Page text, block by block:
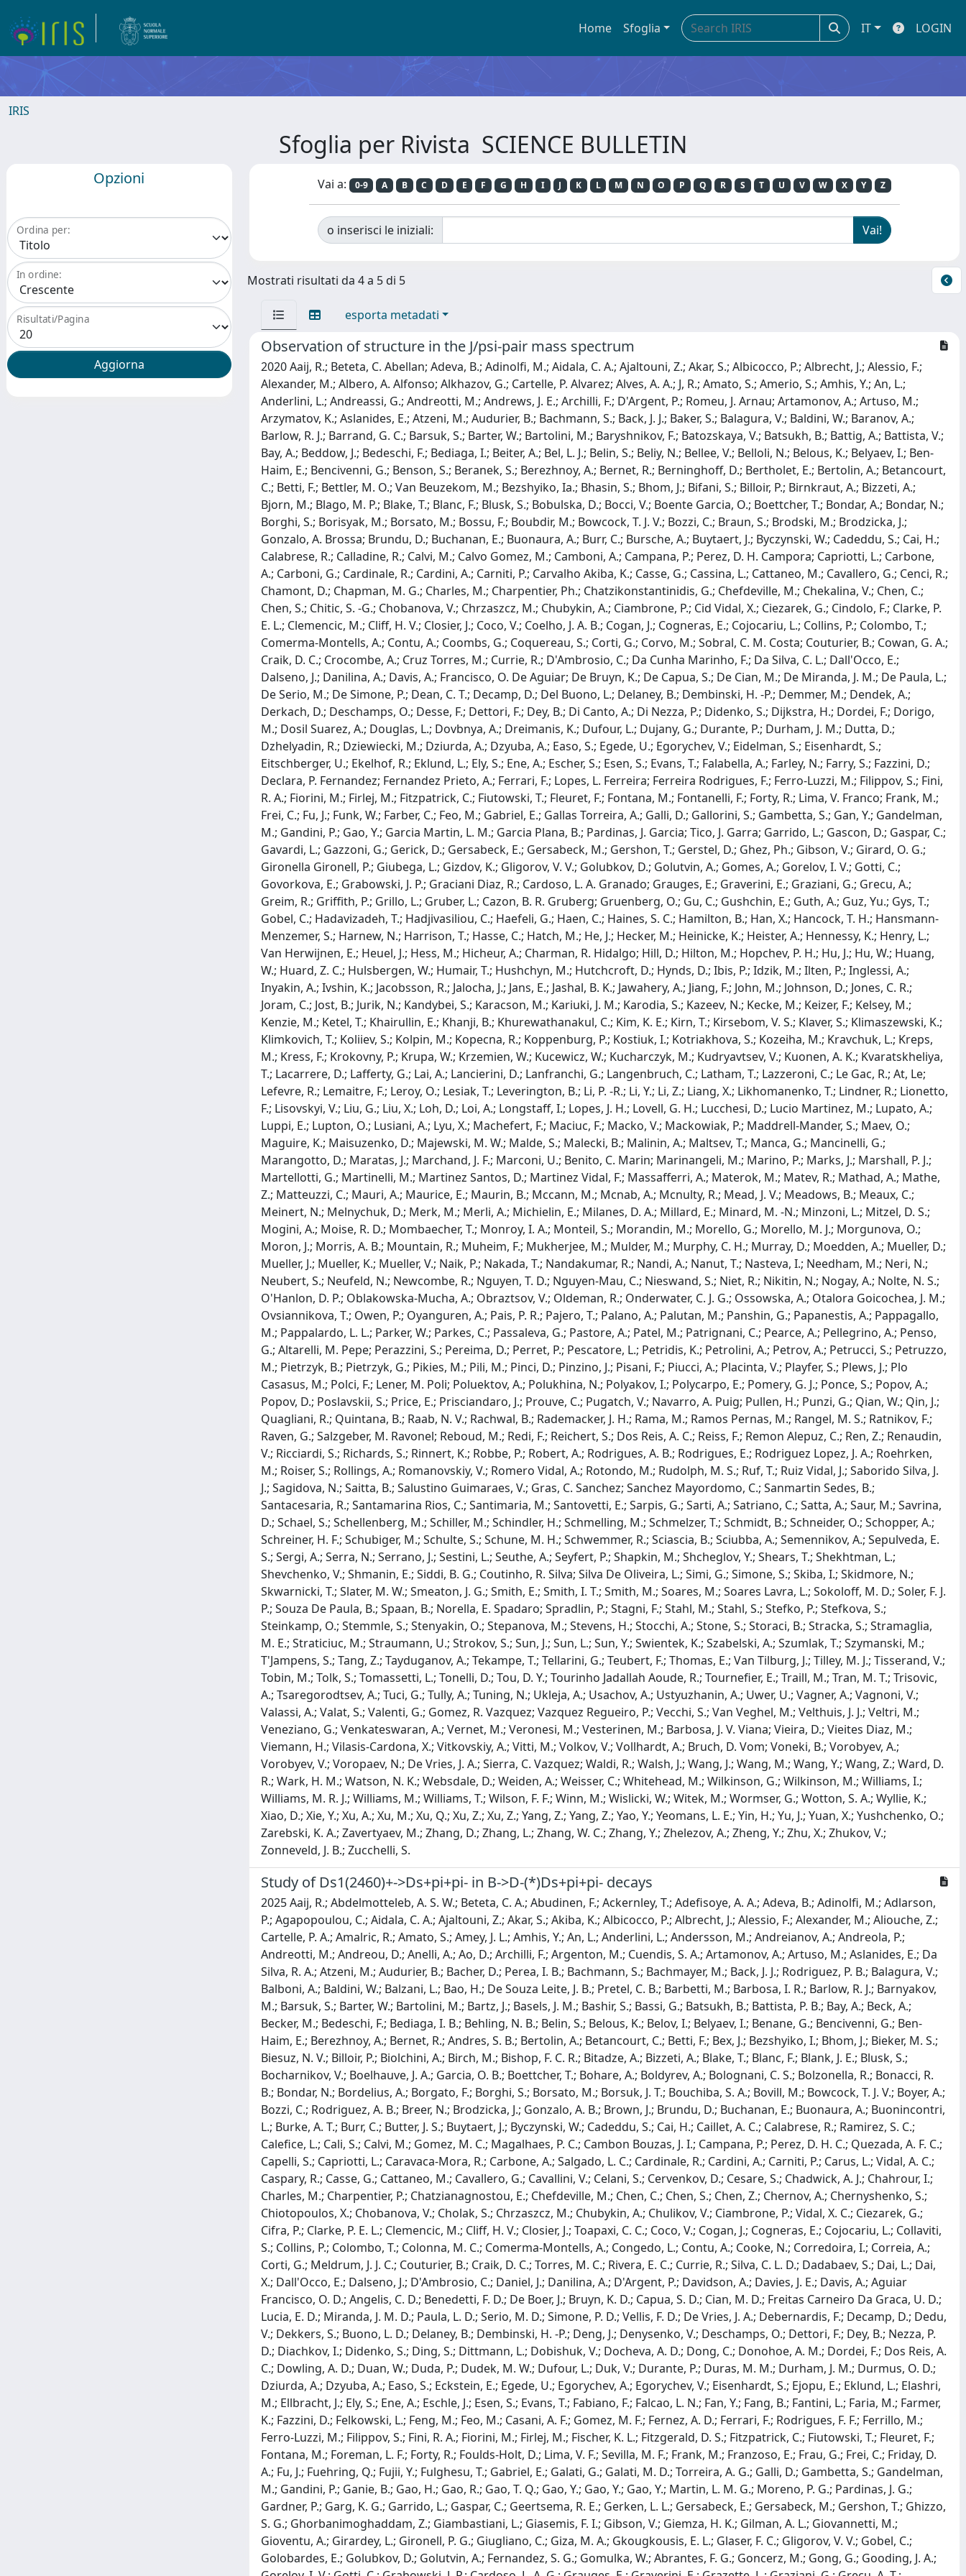
Home Sfoglia IT LOGIN
IRIS
Sfoglia per Rivista SCIENCE BULLETIN
Opzioni
Ordina per:
In ordine:
Risultati/Pagina
Vai a: 0-9 A B C D E F G H I J K L M N O P Q R S T U V W X Y Z
o inserisci le iniziali:
Mostrati risultati da 4 a 5 di 5
esporta metadati
Observation of structure in the J/psi-pair mass spectrum
2020 Aaij, R.; Beteta, C. Abellan; Adeva, B.; Adinolfi, M.; Aidala, C. A.; Ajaltouni, Z.; Akar, S.; Albicocco, P.; Albrecht, J.; Alessio, F.; Alexander, M.; Albero, A. Alfonso; Alkhazov, G.; Cartelle, P. Alvarez; Alves, A. A.; J, R.; Amato, S.; Amerio, S.; Amhis, Y.; An, L.; Anderlini, L.; Andreassi, G.; Andreotti, M.; Andrews, J. E.; Archilli, F.; D'Argent, P.; Romeu, J. Arnau; Artamonov, A.; Artuso, M.; Arzymatov, K.; Aslanides, E.; Atzeni, M.; Audurier, B.; Bachmann, S.; Back, J. J.; Baker, S.; Balagura, V.; Baldini, W.; Baranov, A.; Barlow, R. J.; Barrand, G. C.; Barsuk, S.; Barter, W.; Bartolini, M.; Baryshnikov, F.; Batozskaya, V.; Batsukh, B.; Battig, A.; Battista, V.; Bay, A.; Beddow, J.; Bedeschi, F.; Bediaga, I.; Beiter, A.; Bel, L. J.; Belin, S.; Beliy, N.; Bellee, V.; Belloli, N.; Belous, K.; Belyaev, I.; Ben-Haim, E.; Bencivenni, G.; Benson, S.; Beranek, S.; Berezhnoy, A.; Bernet, R.; Berninghoff, D.; Bertholet, E.; Bertolin, A.; Betancourt, C.; Betti, F.; Bettler, M. O.; Van Beuzekom, M.; Bezshyiko, Ia.; Bhasin, S.; Bhom, J.; Bifani, S.; Billoir, P.; Birnkraut, A.; Bizzeti, A.; Bjorn, M.; Blago, M. P.; Blake, T.; Blanc, F.; Blusk, S.; Bobulska, D.; Bocci, V.; Boente Garcia, O.; Boettcher, T.; Bondar, A.; Bondar, N.; Borghi, S.; Borisyak, M.; Borsato, M.; Bossu, F.; Boubdir, M.; Bowcock, T. J. V.; Bozzi, C.; Braun, S.; Brodski, M.; Brodzicka, J.; Gonzalo, A. Brossa; Brundu, D.; Buchanan, E.; Buonaura, A.; Burr, C.; Bursche, A.; Buytaert, J.; Byczynski, W.; Cadeddu, S.; Cai, H.; Calabrese, R.; Calladine, R.; Calvi, M.; Calvo Gomez, M.; Camboni, A.; Campana, P.; Perez, D. H. Campora; Capriotti, L.; Carbone, A.; Carboni, G.; Cardinale, R.; Cardini, A.; Carniti, P.; Carvalho Akiba, K.; Casse, G.; Cassina, L.; Cattaneo, M.; Cavallero, G.; Cenci, R.; Chamont, D.; Chapman, M. G.; Charles, M.; Charpentier, Ph.; Chatzikonstantinidis, G.; Chefdeville, M.; Chekalina, V.; Chen, C.; Chen, S.; Chitic, S. -G.; Chobanova, V.; Chrzaszcz, M.; Chubykin, A.; Ciambrone, P.; Cid Vidal, X.; Ciezarek, G.; Cindolo, F.; Clarke, P. E. L.; Clemencic, M.; Cliff, H. V.; Closier, J.; Coco, V.; Coelho, J. A. B.; Cogan, J.; Cogneras, E.; Cojocariu, L.; Collins, P.; Colombo, T.; Comerma-Montells, A.; Contu, A.; Coombs, G.; Coquereau, S.; Corti, G.; Corvo, M.; Sobral, C. M. Costa; Couturier, B.; Cowan, G. A.; Craik, D. C.; Crocombe, A.; Cruz Torres, M.; Currie, R.; D'Ambrosio, C.; Da Cunha Marinho, F.; Da Silva, C. L.; Dall'Occo, E.; Dalseno, J.; Danilina, A.; Davis, A.; Francisco, O. De Aguiar; De Bruyn, K.; De Capua, S.; De Cian, M.; De Miranda, J. M.; De Paula, L.; De Serio, M.; De Simone, P.; Dean, C. T.; Decamp, D.; Del Buono, L.; Delaney, B.; Dembinski, H. -P.; Demmer, M.; Dendek, A.; Derkach, D.; Deschamps, O.; Desse, F.; Dettori, F.; Dey, B.; Di Canto, A.; Di Nezza, P.; Didenko, S.; Dijkstra, H.; Dordei, F.; Dorigo, M.; Dosil Suarez, A.; Douglas, L.; Dovbnya, A.; Dreimanis, K.; Dufour, L.; Dujany, G.; Durante, P.; Durham, J. M.; Dutta, D.; Dzhelyadin, R.; Dziewiecki, M.; Dziurda, A.; Dzyuba, A.; Easo, S.; Egede, U.; Egorychev, V.; Eidelman, S.; Eisenhardt, S.; Eitschberger, U.; Ekelhof, R.; Eklund, L.; Ely, S.; Ene, A.; Escher, S.; Esen, S.; Evans, T.; Falabella, A.; Farley, N.; Farry, S.; Fazzini, D.; Declara, P. Fernandez; Fernandez Prieto, A.; Ferrari, F.; Lopes, L. Ferreira; Ferreira Rodrigues, F.; Ferro-Luzzi, M.; Filippov, S.; Fini, R. A.; Fiorini, M.; Firlej, M.; Fitzpatrick, C.; Fiutowski, T.; Fleuret, F.; Fontana, M.; Fontanelli, F.; Forty, R.; Lima, V. Franco; Frank, M.; Frei, C.; Fu, J.; Funk, W.; Farber, C.; Feo, M.; Gabriel, E.; Gallas Torreira, A.; Galli, D.; Gallorini, S.; Gambetta, S.; Gan, Y.; Gandelman, M.; Gandini, P.; Gao, Y.; Garcia Martin, L. M.; Garcia Plana, B.; Pardinas, J. Garcia; Tico, J. Garra; Garrido, L.; Gascon, D.; Gaspar, C.; Gavardi, L.; Gazzoni, G.; Gerick, D.; Gersabeck, E.; Gersabeck, M.; Gershon, T.; Gerstel, D.; Ghez, Ph.; Gibson, V.; Girard, O. G.; Gironella Gironell, P.; Giubega, L.; Gizdov, K.; Gligorov, V. V.; Golubkov, D.; Golutvin, A.; Gomes, A.; Gorelov, I. V.; Gotti, C.; Govorkova, E.; Grabowski, J. P.; Graciani Diaz, R.; Cardoso, L. A. Granado; Grauges, E.; Graverini, E.; Graziani, G.; Grecu, A.; Greim, R.; Griffith, P.; Grillo, L.; Gruber, L.; Cazon, B. R. Gruberg; Gruenberg, O.; Gu, C.; Gushchin, E.; Guth, A.; Guz, Yu.; Gys, T.; Gobel, C.; Hadavizadeh, T.; Hadjivasiliou, C.; Haefeli, G.; Haen, C.; Haines, S. C.; Hamilton, B.; Han, X.; Hancock, T. H.; Hansmann-Menzemer, S.; Harnew, N.; Harrison, T.; Hasse, C.; Hatch, M.; He, J.; Hecker, M.; Heinicke, K.; Heister, A.; Hennessy, K.; Henry, L.; Van Herwijnen, E.; Heuel, J.; Hess, M.; Hicheur, A.; Charman, R. Hidalgo; Hill, D.; Hilton, M.; Hopchev, P. H.; Hu, J.; Hu, W.; Huang, W.; Huard, Z. C.; Hulsbergen, W.; Humair, T.; Hushchyn, M.; Hutchcroft, D.; Hynds, D.; Ibis, P.; Idzik, M.; Ilten, P.; Inglessi, A.; Inyakin, A.; Ivshin, K.; Jacobsson, R.; Jalocha, J.; Jans, E.; Jashal, B. K.; Jawahery, A.; Jiang, F.; John, M.; Johnson, D.; Jones, C. R.; Joram, C.; Jost, B.; Jurik, N.; Kandybei, S.; Karacson, M.; Kariuki, J. M.; Karodia, S.; Kazeev, N.; Kecke, M.; Keizer, F.; Kelsey, M.; Kenzie, M.; Ketel, T.; Khairullin, E.; Khanji, B.; Khurewathanakul, C.; Kim, K. E.; Kirn, T.; Kirsebom, V. S.; Klaver, S.; Klimaszewski, K.; Klimkovich, T.; Koliiev, S.; Kolpin, M.; Kopecna, R.; Koppenburg, P.; Kostiuk, I.; Kotriakhova, S.; Kozeiha, M.; Kravchuk, L.; Kreps, M.; Kress, F.; Krokovny, P.; Krupa, W.; Krzemien, W.; Kucewicz, W.; Kucharczyk, M.; Kudryavtsev, V.; Kuonen, A. K.; Kvaratskheliya, T.; Lacarrere, D.; Lafferty, G.; Lai, A.; Lancierini, D.; Lanfranchi, G.; Langenbruch, C.; Latham, T.; Lazzeroni, C.; Le Gac, R.; At, Le; Lefevre, R.; Lemaitre, F.; Leroy, O.; Lesiak, T.; Leverington, B.; Li, P. -R.; Li, Y.; Li, Z.; Liang, X.; Likhomanenko, T.; Lindner, R.; Lionetto, F.; Lisovskyi, V.; Liu, G.; Liu, X.; Loh, D.; Loi, A.; Longstaff, I.; Lopes, J. H.; Lovell, G. H.; Lucchesi, D.; Lucio Martinez, M.; Lupato, A.; Luppi, E.; Lupton, O.; Lusiani, A.; Lyu, X.; Machefert, F.; Maciuc, F.; Macko, V.; Mackowiak, P.; Maddrell-Mander, S.; Maev, O.; Maguire, K.; Maisuzenko, D.; Majewski, M. W.; Malde, S.; Malecki, B.; Malinin, A.; Maltsev, T.; Manca, G.; Mancinelli, G.; Marangotto, D.; Maratas, J.; Marchand, J. F.; Marconi, U.; Benito, C. Marin; Marinangeli, M.; Marino, P.; Marks, J.; Marshall, P. J.; Martellotti, G.; Martinelli, M.; Martinez Santos, D.; Martinez Vidal, F.; Massafferri, A.; Materok, M.; Matev, R.; Mathad, A.; Mathe, Z.; Matteuzzi, C.; Mauri, A.; Maurice, E.; Maurin, B.; Mccann, M.; Mcnab, A.; Mcnulty, R.; Mead, J. V.; Meadows, B.; Meaux, C.; Meinert, N.; Melnychuk, D.; Merk, M.; Merli, A.; Michielin, E.; Milanes, D. A.; Millard, E.; Minard, M. -N.; Minzoni, L.; Mitzel, D. S.; Mogini, A.; Moise, R. D.; Mombaecher, T.; Monroy, I. A.; Monteil, S.; Morandin, M.; Morello, G.; Morello, M. J.; Morgunova, O.; Moron, J.; Morris, A. B.; Mountain, R.; Muheim, F.; Mukherjee, M.; Mulder, M.; Murphy, C. H.; Murray, D.; Moedden, A.; Mueller, D.; Mueller, J.; Mueller, K.; Mueller, V.; Naik, P.; Nakada, T.; Nandakumar, R.; Nandi, A.; Nanut, T.; Nasteva, I.; Needham, M.; Neri, N.; Neubert, S.; Neufeld, N.; Newcombe, R.; Nguyen, T. D.; Nguyen-Mau, C.; Nieswand, S.; Niet, R.; Nikitin, N.; Nogay, A.; Nolte, N. S.; O'Hanlon, D. P.; Oblakowska-Mucha, A.; Obraztsov, V.; Oldeman, R.; Onderwater, C. J. G.; Ossowska, A.; Otalora Goicochea, J. M.; Ovsiannikova, T.; Owen, P.; Oyanguren, A.; Pais, P. R.; Pajero, T.; Palano, A.; Palutan, M.; Panshin, G.; Papanestis, A.; Pappagallo, M.; Pappalardo, L. L.; Parker, W.; Parkes, C.; Passaleva, G.; Pastore, A.; Patel, M.; Patrignani, C.; Pearce, A.; Pellegrino, A.; Penso, G.; Altarelli, M. Pepe; Perazzini, S.; Pereima, D.; Perret, P.; Pescatore, L.; Petridis, K.; Petrolini, A.; Petrov, A.; Petrucci, S.; Petruzzo, M.; Pietrzyk, B.; Pietrzyk, G.; Pikies, M.; Pili, M.; Pinci, D.; Pinzino, J.; Pisani, F.; Piucci, A.; Placinta, V.; Playfer, S.; Plews, J.; Plo Casasus, M.; Polci, F.; Lener, M. Poli; Poluektov, A.; Polukhina, N.; Polyakov, I.; Polycarpo, E.; Pomery, G. J.; Ponce, S.; Popov, A.; Popov, D.; Poslavskii, S.; Price, E.; Prisciandaro, J.; Prouve, C.; Pugatch, V.; Navarro, A. Puig; Pullen, H.; Punzi, G.; Qian, W.; Qin, J.; Quagliani, R.; Quintana, B.; Raab, N. V.; Rachwal, B.; Rademacker, J. H.; Rama, M.; Ramos Pernas, M.; Rangel, M. S.; Ratnikov, F.; Raven, G.; Salzgeber, M. Ravonel; Reboud, M.; Redi, F.; Reichert, S.; Dos Reis, A. C.; Reiss, F.; Remon Alepuz, C.; Ren, Z.; Renaudin, V.; Ricciardi, S.; Richards, S.; Rinnert, K.; Robbe, P.; Robert, A.; Rodrigues, A. B.; Rodrigues, E.; Rodriguez Lopez, J. A.; Roehrken, M.; Roiser, S.; Rollings, A.; Romanovskiy, V.; Romero Vidal, A.; Rotondo, M.; Rudolph, M. S.; Ruf, T.; Ruiz Vidal, J.; Saborido Silva, J. J.; Sagidova, N.; Saitta, B.; Salustino Guimaraes, V.; Gras, C. Sanchez; Sanchez Mayordomo, C.; Sanmartin Sedes, B.; Santacesaria, R.; Santamarina Rios, C.; Santimaria, M.; Santovetti, E.; Sarpis, G.; Sarti, A.; Satriano, C.; Satta, A.; Saur, M.; Savrina, D.; Schael, S.; Schellenberg, M.; Schiller, M.; Schindler, H.; Schmelling, M.; Schmelzer, T.; Schmidt, B.; Schneider, O.; Schopper, A.; Schreiner, H. F.; Schubiger, M.; Schulte, S.; Schune, M. H.; Schwemmer, R.; Sciascia, B.; Sciubba, A.; Semennikov, A.; Sepulveda, E. S.; Sergi, A.; Serra, N.; Serrano, J.; Sestini, L.; Seuthe, A.; Seyfert, P.; Shapkin, M.; Shcheglov, Y.; Shears, T.; Shekhtman, L.; Shevchenko, V.; Shmanin, E.; Siddi, B. G.; Coutinho, R. Silva; Silva De Oliveira, L.; Simi, G.; Simone, S.; Skiba, I.; Skidmore, N.; Skwarnicki, T.; Slater, M. W.; Smeaton, J. G.; Smith, E.; Smith, I. T.; Smith, M.; Soares, M.; Soares Lavra, L.; Sokoloff, M. D.; Soler, F. J. P.; Souza De Paula, B.; Spaan, B.; Norella, E. Spadaro; Spradlin, P.; Stagni, F.; Stahl, M.; Stahl, S.; Stefko, P.; Stefkova, S.; Steinkamp, O.; Stemmle, S.; Stenyakin, O.; Stepanova, M.; Stevens, H.; Stocchi, A.; Stone, S.; Storaci, B.; Stracka, S.; Stram
Study of Ds1(2460)+->Ds+pi+pi- in B->D-(*)Ds+pi+pi- decays
2025 Aaij, R.; Abdelmotteleb, A. S. W.; Beteta, C. A.; Abudinen, F.; Ackernley, T.; Adefisoye, A. A.; Adeva, B.; Adinolfi, M.; Adlarson, P.; Agapopoulou, C.; Aidala, C. A.; Ajaltouni, Z.; Akar, S.; Akiba, K.; Albicocco, P.; Albrecht, J.; Alessio, F.; Alexander, M.; Aliouche, Z.; Cartelle, P. A.; Amalric, R.; Amato, S.; Amey, J. L.; Amhis, Y.; An, L.; Anderlini, L.; Andersson, M.; Andreianov, A.; Andreola, P.; Andreotti, M.; Andreou, D.; Anelli, A.; Ao, D.; Archilli, F.; Argenton, M.; Cuendis, S. A.; Artamonov, A.; Artuso, M.; Aslanides, E.; Da Silva, R. A.; Atzeni, M.; Audurier, B.; Bacher, D.; Perea, I. B.; Bachmann, S.; Bachmayer, M.; Back, J. J.; Rodriguez, P. B.; Balagura, V.; Balboni, A.; Baldini, W.; Balzani, L.; Bao, H.; De Souza Leite, J. B.; Pretel, C. B.; Barbetti, M.; Barbosa, I. R.; Barlow, R. J.; Barnyakov, M.; Barsuk, S.; Barter, W.; Bartolini, M.; Bartz, J.; Basels, J. M.; Bashir, S.; Bassi, G.; Batsukh, B.; Battista, P. B.; Bay, A.; Beck, A.; Becker, M.; Bedeschi, F.; Bediaga, I. B.; Behling, N. B.; Belin, S.; Belous, K.; Belov, I.; Belyaev, I.; Benane, G.; Bencivenni, G.; Ben-Haim, E.; Berezhnoy, A.; Bernet, R.; Andres, S. B.; Bertolin, A.; Betancourt, C.; Betti, F.; Bex, J.; Bezshyiko, I.; Bhom, J.; Bieker, M. S.; Biesuz, N. V.; Billoir, P.; Biolchini, A.; Birch, M.; Bishop, F. C. R.; Bitadze, A.; Bizzeti, A.; Blake, T.; Blanc, F.; Blank, J. E.; Blusk, S.; Bocharnikov, V.; Boelhauve, J. A.; Garcia, O. B.; Boettcher, T.; Bohare, A.; Boldyrev, A.; Bolognani, C. S.; Bolzonella, R.; Bonacci, R. B.; Bondar, N.; Bordelius, A.; Borgato, F.; Borghi, S.; Borsato, M.; Borsuk, J. T.; Bouchiba, S. A.; Bovill, M.; Bowcock, T. J. V.; Boyer, A.; Bozzi, C.; Rodriguez, A. B.; Breer, N.; Brodzicka, J.; Gonzalo, A. B.; Brown, J.; Brundu, D.; Buchanan, E.; Buonaura, A.; Buonincontri, L.; Burke, A. T.; Burr, C.; Butter, J. S.; Buytaert, J.; Byczynski, W.; Cadeddu, S.; Cai, H.; Caillet, A. C.; Calabrese, R.; Ramirez, S. C.; Calefice, L.; Cali, S.; Calvi, M.; Gomez, M. C.; Magalhaes, P. C.; Cambon Bouzas, J. I.; Campana, P.; Perez, D. H. C.; Quezada, A. F. C.; Capelli, S.; Capriotti, L.; Caravaca-Mora, R.; Carbone, A.; Salgado, L. C.; Cardinale, R.; Cardini, A.; Carniti, P.; Carus, L.; Vidal, A. C.; Caspary, R.; Casse, G.; Cattaneo, M.; Cavallero, G.; Cavallini, V.; Celani, S.; Cervenkov, D.; Cesare, S.; Chadwick, A. J.; Chahrour, I.; Charles, M.; Charpentier, P.; Chatzianagnostou, E.; Chefdeville, M.; Chen, C.; Chen, S.; Chen, Z.; Chernov, A.; Chernyshenko, S.; Chiotopoulos, X.; Chobanova, V.; Cholak, S.; Chrzaszcz, M.; Chubykin, A.; Chulikov, V.; Ciambrone, P.; Vidal, X. C.; Ciezarek, G.; Cifra, P.; Clarke, P. E. L.; Clemencic, M.; Cliff, H. V.; Closier, J.; Toapaxi, C. C.; Coco, V.; Cogan, J.; Cogneras, E.; Cojocariu, L.; Collaviti, S.; Collins, P.; Colombo, T.; Colonna, M. C.; Comerma-Montells, A.; Congedo, L.; Contu, A.; Cooke, N.; Corredoira, I.; Correia, A.; Corti, G.; Meldrum, J. J. C.; Couturier, B.; Craik, D. C.; Torres, M. C.; Rivera, E. C.; Currie, R.; Silva, C. L. D.; Dadabaev, S.; Dai, L.; Dai, X.; Dall'Occo, E.; Dalseno, J.; D'Ambrosio, C.; Daniel, J.; Danilina, A.; D'Argent, P.; Davidson, A.; Davies, J. E.; Davis, A.; Aguiar Francisco, O. D.; Angelis, C. D.; Benedetti, F. D.; De Boer, J.; Bruyn, K. D.; Capua, S. D.; Cian, M. D.; Freitas Carneiro Da Graca, U. D.; Lucia, E. D.; Miranda, J. M. D.; Paula, L. D.; Serio, M. D.; Simone, P. D.; Vellis, F. D.; De Vries, J. A.; Debernardis, F.; Decamp, D.; Dedu, V.; Dekkers, S.; Buono, L. D.; Delaney, B.; Dembinski, H. -P.; Deng, J.; Denysenko, V.; Deschamps, O.; Dettori, F.; Dey, B.; Nezza, P. D.; Diachkov, I.; Didenko, S.; Ding, S.; Dittmann, L.; Dobishuk, V.; Docheva, A. D.; Dong, C.; Donohoe, A. M.; Dordei, F.; Dos Reis, A. C.; Dowling, A. D.; Duan, W.; Duda, P.; Dudek, M. W.; Dufour, L.; Duk, V.; Durante, P.; Duras, M. M.; Durham, J. M.; Durmus, O. D.; Dziurda, A.; Dzyuba, A.; Easo, S.; Eckstein, E.; Egede, U.; Egorychev, A.; Egorychev, V.; Eisenhardt, S.; Ejopu, E.; Eklund, L.; Elashri, M.; Ellbracht, J.; Ely, S.; Ene, A.; Eschle, J.; Esen, S.; Evans, T.; Fabiano, F.; Falcao, L. N.; Fan, Y.; Fang, B.; Fantini, L.; Faria, M.; Farmer, K.; Fazzini, D.; Felkowski, L.; Feng, M.; Feo, M.; Casani, A. F.; Gomez, M. F.; Fernez, A. D.; Ferrari, F.; Rodrigues, F. F.; Ferrillo, M.; Ferro-Luzzi, M.; Filippov, S.; Fini, R. A.; Fiorini, M.; Firlej, M.; Fischer, K. L.; Fitzgerald, D. S.; Fitzpatrick, C.; Fiutowski, T.; Fleuret, F.; Fontana, M.; Foreman, L. F.; Forty, R.; Foulds-Holt, D.; Lima, V. F.; Sevilla, M. F.; Frank, M.; Franzoso, E.; Frau, G.; Frei, C.; Friday, D. A.; Fu, J.; Fuehring, Q.; Fujii, Y.; Fulghesu, T.; Gabriel, E.; Galati, G.; Galati, M. D.; Torreira, A. G.; Galli, D.; Gambetta, S.; Gandelman, M.; Gandini, P.; Ganie, B.; Gao, H.; Gao, R.; Gao, T. Q.; Gao, Y.; Gao, Y.; Gao, Y.; Martin, L. M. G.; Moreno, P. G.; Pardinas, J. G.; Gardner, P.; Garg, K. G.; Garrido, L.; Gaspar, C.; Geertsema, R. E.; Gerken, L. L.; Gersabeck, E.; Gersabeck, M.; Gershon, T.; Ghizzo, S. G.; Ghorbanimoghaddam, Z.; Giambastiani, L.; Giasemis, F. I.; Gibson, V.; Giemza, H. K.; Gilman, A. L.; Giovannetti, M.; Gioventu, A.; Girardey, L.; Gironell, P. G.; Giugliano, C.; Giza, M. A.; Gkougkousis, E. L.; Glaser, F. C.; Gligorov, V. V.; Gobel, C.; Golobardes, E.; Golubkov, D.; Golutvin, A.; Fernandez, S. G.; Gomulka, W.; Abrantes, F. G.; Goncerz, M.; Gong, G.; Gooding, J. A.; Gorelov, I. V.; Gotti, C.; Grabowski, J. P.; Cardoso, L. A. G.; Grauges, E.; Graverini, E.; Grazette, L.; Graziani, G.; Grecu, A. T.; Greeven, L. M.; Grieser, N. A.; Grillo, L.; Gromov, S.; Gu, C.; Guarise, M.; Guerry, L.; Guittiere, M.; Guliaeva, V.; Gunther, P. A.; Guseinov, A. -K.; Gushchin, E.; Guz, Y.; Gys, T.; Habermann, K.; Hadavizadeh, T.; Hadjivasiliou, C.; Haefeli, G.; Haen, C.; Hajheidari, M.; Hallett, G. H.; Halvorsen, M. M.; Hamilton, P. M.; Hammerich, J.; Han, Q.; Han, X.; Hansmann-Menzemer, S.; Hao, L.; Harnew, N.; Harris, T. H.; Hartmann, M.; Hashmi, S.; He, J.; Hemmer, F.; Henderson, C.; Henderson, R. D. L.; Hennequin, A. M.; Hennessy, K.; Henry, L.; Herd, J.; Gascon, P. H.; Heuel, J.; Hicheur, A.; Mendizabal, G. H.; Horswill, J.; Hou, R.; Hou, Y.; Howarth, N.; Hu, J.; Hu, W.; Hu, X.; Huang, W.; Hulsbergen, W.; Hunter, R. J.; Hushchyn, M.; Hutchcroft, D.; Idzik, M.; Ilin, D.; Ilten, P.; Inglessi, A.; Iniukhin, A.; Ishteev, A.; Ivshin, K.; Jacobsson, R.; Jage, H.; Elles, S. J. J.; Jakobsen, S.; Jans, E.; Jashal, B. K.; Jawahery, A.; Jevtic, V.; Jiang, E.; Jiang, X.; Jiang, Y.; Jiang, Y. J.; John, M.; Rubesh Rajan, A. J.; Johnson, D.; Jones, C. R.; Jones, T. P.; Joshi, S.; Jost, B.; Castella, J. J.; Jurik, N.; Juszczak, I.; Kaminaris, D.; Kandybei, S.; Kane, M.; Kang, Y.; Kar, C.; Karacson, M.; Karpenkov, D.; Kauniskangas, A.; Kautz, J. W.; Kazanecki, M. K.; Keizer, F.; Kenzie, M.; Ketel, T.; Khanji, B.; Kharisova, A.; Kholodenko, S.; Khreich, G.; Kirn, T.; Kirsebom, V. S.; Kitouni, O.; Klaver, S.; Kleijne, N.; Klimaszewski, K.; Kmiec, M. R.; Koliiev, S.; Kolk, L.; Konoplyannikov, A.; Kopciewicz, P.; Koppenburg, P.; Korolev, M.; Kostiuk, I.; Kot, O.; Kotriakhova, S.; Kozachuk, A.; Kravchenko, P.; Kravchuk, L.; Kreps, M.; Krokovny, P.; Krupa, W.; Krzemien, W.; Kshyvanskyi, O. K.; Kubis, S.; Kucharczyk, M.; Kudryavtsev, V.; Kulikova, E.; Kupsc, A.; Kutsenko, B. K.; Lacarrere, D.; Gonzalez, P. L.; Lai, A.; Lampis, A.; Lancierini, D.; Gomez, C. L.; Lane, J. J.; Lane, R.; Lanfranchi, G.; Langenbruch, C.; Langer, J.; Lantwin, O.; Latham, T.; Lazzari, F.; Lazzeroni, C.; Gac, R. L.; Lee, H.; Lefevre, R.; Leflat, A.; Legotin, S.; Lehuraux, M.; Cid, E. L.; Leroy, O.; Lesiak, T.; Lesser, E.; Leverington, B.; Li, A.; Li, C.; Li, H.; Li, K.; Li, L.; Li, M.; Li, P.; Li, P. -R.; Li, Q.; Li, S.; Li, T.; Li, T.; Li, Y.; Li, Y.; Lian, Z.; Liang, X.; Libralon, S.; Lin, C.; Lin, T.; Lindner, R.; Linton, H.; Lisovskyi, V.; Litvinov, R.; Liu, F. L.; Liu, G.; Liu, K.; Liu, S.; Liu, W.; Liu, Y.; Liu, Y.; Liu, Y. L.; Salvia, A. L.; Loi, A.; Long, T.; Lopes, J. H.; Huertas, A. L.; Solino, S. L.; Lu, Q.; Lucarelli, C.; Lucchesi, D.; Martinez, M. L.; Lukashenko, V.; Luo, Y.; Lupato, A.; Luppi, E.; Lynch, K.; Lyu, X. -R.; Ma, G. M.; Maccolini, S.; Machefert, F.; Maciuc, F.; Mack, B.; Mackay, I.; Mackey, L. M.; Mohan, L. R. M.; Madurai, M. J.; Maevskiy, A.; Magdalinski, D.; Maisuzenko, D.; Majewski, M. W.; Malczewski, J. J.; Malde, S.; Malentacca, L.; Malinin, A.; Maltsev, T.; Manca, G.; Mancinelli, G.; Mancuso, C.; Escalero, R. M.; Manganella, F. M.; Manuzzi, D.; Marangotto, D.; Marchand, J. F.; Marchevski, R.; Marconi, U.; Mariani, E.; Mariani, S.; Benito, C. M.; Marks, J.; Marshall, A. M.; Martel, L.; Martelli, G.; Martellotti, G.; Martinazzoli, L.; Martinelli, M.; Gomez, D. M.; Santos, D. M.; Vidal, F. M.; I Granollers, A. M.; Massafferri, A.; Matev, R.; Mathad, A.; Matiunin, V.; Matteuzzi, C.; Mattioli, K. R.; Mauri, A.; Maurice, E.; Mauricio, J.; Mayencourt, P.; De Cos, J. M.; Mazurek, M.; Mccann, M.; Mcconnell, L.; Mcgrath, T. H.; Mchugh, N. T.; Mcnab, A.; Mcnulty, R.; Meadows, B.; Meier, G.; Melnychuk, D.; Meng, F. M.; Merk, M.; Merli, A.; Garcia, L. M.; Miao, D.; Miao, H.; Mikhasenko, M.; Milanes, D. A.; Minotti, A.; Minucci, E.; Miralles, T.; Mitreska, B.; Mitzel, D. S.; Modak, A.; Mohammed, R. A.; Moise, R. D.; Mokhnenko, S.; Molina Cardenas, E. F.; Mombacher, T.; Monk, M.; Monteil, S.; Gomez, A. M.; Morello, G.; Morello, M. J.; Morgenthaler, M. P.; Moron, J.; Morren, W.; Morris, A. B.; Morris, A. G.; Mountain, R.; Mu, H.; Mu, Z. M.; Muhammad, E.; Muheim, F.; Mulder, M.; Muller, K.; Munoz-Rojas, F.; Murta, R.; Naik, P.; Nakada, T.; Nandakumar, R.; Nanut, T.; Nasteva, I.; Needham, M.; Neri, N.; Neubert, S.; Neufeld, N.; Neustroev, P.; Nicolini, J.; Nicotra, D.; Niel, E. M.; Nikitin, N.; Nogarolli, P.; Nogga, P.; Normand, C.; Fernandez, J. N.; Nowak, G.; Nunez, C.; Nur, H. N.; Oblakowska-Mucha, A.; Obraztsov, V.; Oeser, T.; Okamura, S.; Okhotnikov, A.; Okhrimenko, O.; Oldeman, R.; Oliva, F.; Olocco, M.; Onderwater, C.